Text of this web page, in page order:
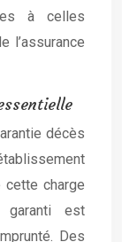
à celles
l’assurance
décès
charge
garanti est
Des